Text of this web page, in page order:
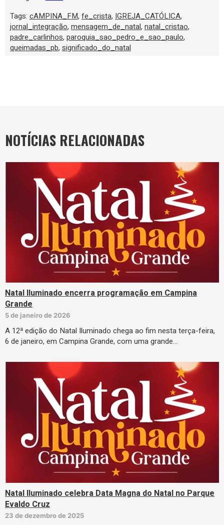
Tags: cAMPINA_FM, fe_crista, IGREJA_CATÓLICA,
jornal_integração, mensagem_de_natal, natal_cristao,
padre_carlinhos, paroquia_sao_pedro_e_sao_paulo,
queimadas_pb, significado_do_natal
NOTÍCIAS RELACIONADAS
Natal Iluminado encerra programação em Campina
Grande
5 de janeiro de 2026
A 12ª edição do Natal Iluminado chega ao fim nesta terça-feira,
6 de janeiro, em Campina Grande, com uma grande…
Natal Iluminado celebra Data Magna do Natal no Parque
Evaldo Cruz
23 de dezembro de 2025